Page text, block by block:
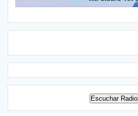
Escuchar Radio